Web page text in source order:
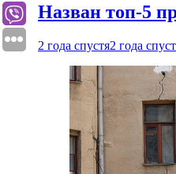
Назван топ-5
2 года спустя2 года